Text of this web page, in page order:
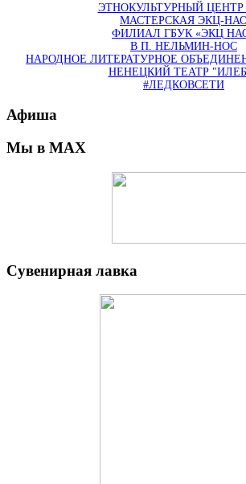
ЭТНОКУЛЬТУРНЫЙ ЦЕНТР
МАСТЕРСКАЯ ЭКЦ-
ФИЛИАЛ ГБУК «ЭКЦ
В П. НЕЛЬМИН-НОС
НАРОДНОЕ ЛИТЕРАТУРНОЕ
НЕНЕЦКИЙ ТЕАТР
#ЛЕДКОВСЕТИ
Афиша
Мы в MAX
Сувенирная лавка